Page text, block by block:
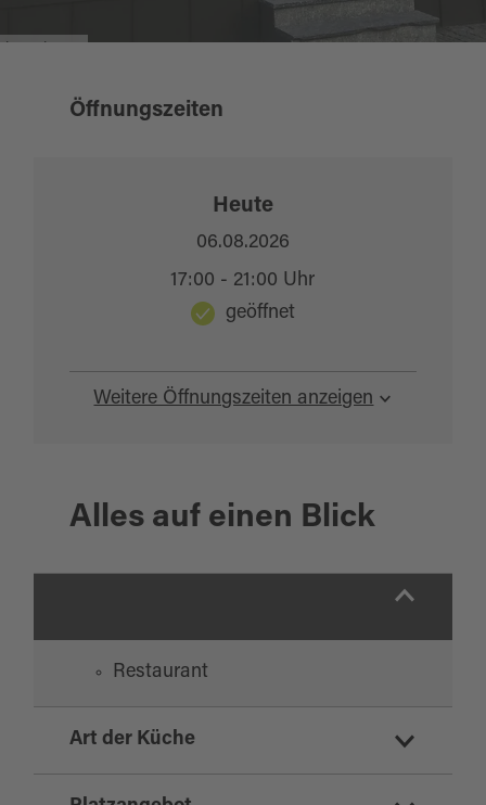
Öffnungszeiten
Weitere Öffnungszeiten anzeigen
Heute
06.08.2026
17:00 - 21:00 Uhr
geöffnet
Alles auf einen Blick
Restaurant
Art der Küche